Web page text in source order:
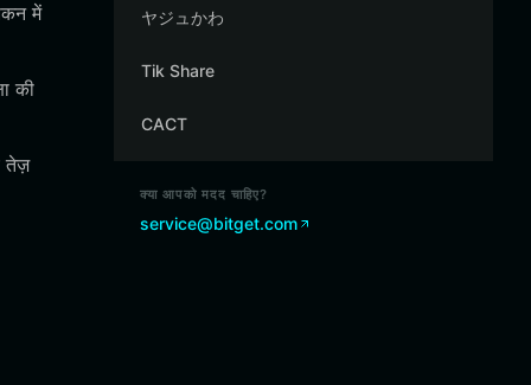
में
की
तेज़
ヤジュかわ
Tik Share
CACT
क्या आपको मदद चाहिए?
service@bitget.com